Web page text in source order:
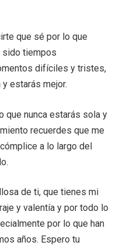
que sé por lo que
sido tiempos
difíciles y tristes,
estarás mejor.
que nunca estarás sola y
recuerdes que me
a lo largo del
de ti, que tienes mi
y valentía y por todo lo
por lo que han
años. Espero tu